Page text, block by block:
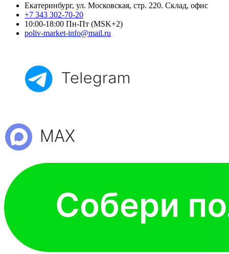
Екатеринбург, ул. Московская, стр. 220. Склад, офис
+7 343 302-70-20
10:00-18:00 Пн-Пт (MSK+2)
poliv-market-info@mail.ru